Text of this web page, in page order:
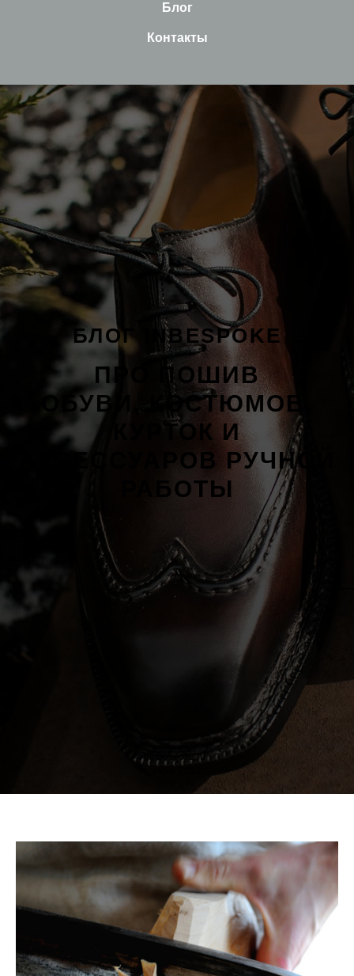
Блог
Контакты
БЛОГ INBESPOKE
ПРО ПОШИВ
ОБУВИ, КОСТЮМОВ,
КУРТОК И
АКСЕССУАРОВ РУЧНОЙ
РАБОТЫ
inbespoke.ru